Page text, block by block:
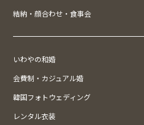
結納・顔合わせ・食事会
いわやの和婚
会費制・カジュアル婚
韓国フォトウェディング
レンタル衣装